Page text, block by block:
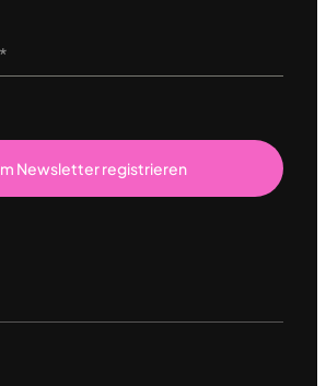
*
Newsletter registrieren